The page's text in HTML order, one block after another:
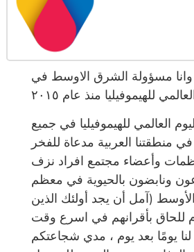
مسؤولة الشرق الاوسط في
العالمي للهيموفيليا في جميع
منطقتنا العربية مدعاة للفخر
وأعضاء مجتمع افراد نزف
ونابضون بالحيوية في معظم
(آمل أن يجد أولئك الذين
للحاق بأقرانهم في اسرع وقت
يومًا بعد يوم ، مدي شجاعتكم